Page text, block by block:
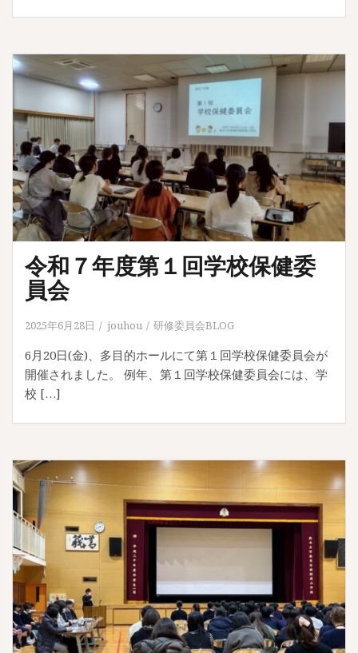
令和７年度第１回学校保健委
員会
2025年6月28日 jouhou 研修委員会BLOG
6月20日(金)、多目的ホールにて第１回学校保健委員会が
開催されました。 例年、第１回学校保健委員会には、学
校 […]